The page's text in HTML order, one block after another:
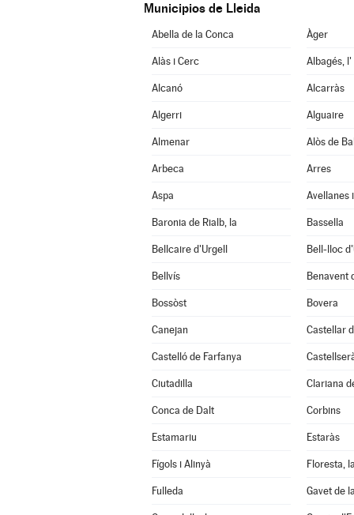
Municipios de Lleida
Abella de la Conca Àger
Alàs i Cerc Albagés, l'
Alcanó Alcarràs
Algerri Alguaire
Almenar Alòs de
Arbeca Arres
Aspa Avellanes
Baronia de Rialb, la Bassella
Bellcaire d'Urgell Bell-lloc
Bellvís Benavent
Bossòst Bovera
Canejan Castellar
Castelló de Farfanya
Ciutadilla Clariana
Conca de Dalt Corbins
Estamariu Estaràs
Fígols i Alinyà Floresta, la
Fulleda Gavet de